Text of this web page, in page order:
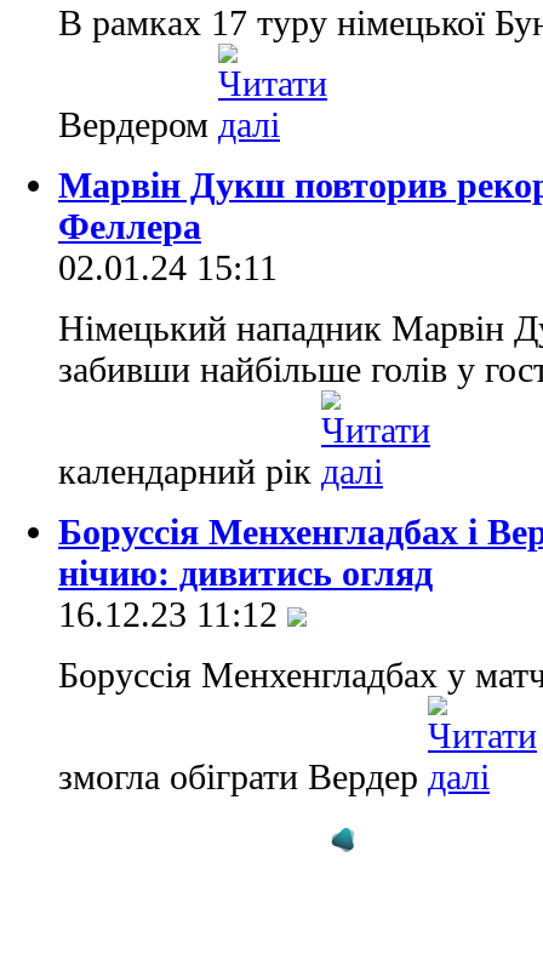
В рамках 17 туру німецької
Вердером
Марвін Дукш повторив
Феллера
02.01.24 15:11
Німецький нападник Марвін
забивши найбільше голів у
календарний рік
Боруссія Менхенгладбах і
нічию: дивитись огляд
16.12.23 11:12
Боруссія Менхенгладбах у
змогла обіграти Вердер